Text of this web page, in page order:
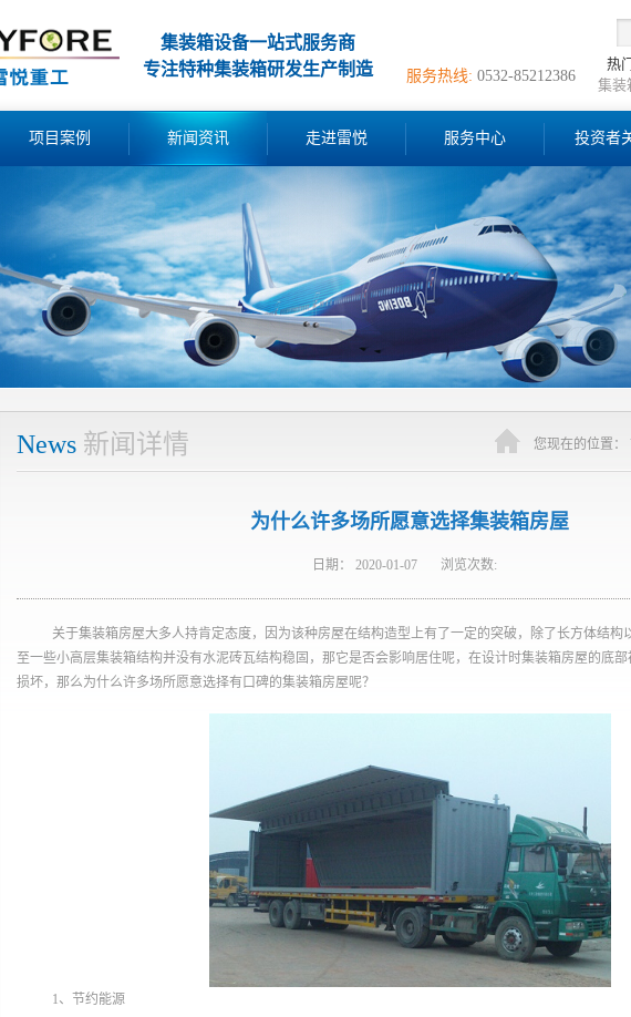
集装箱设备一站式服务商
专注特种集装箱研发生产制造
热
集装
服务热线: 0532-85212386
项目案例 新闻资讯 走进雷悦 服务中心 投资者
News 新闻详情 您现在的位置：
为什么许多场所愿意选择集装箱房屋
日期： 2020-01-07 浏览次数:
关于集装箱房屋大多人持肯定态度，因为该种房屋在结构造型上有了一定的突破，除了长方体结构
至一些小高层集装箱结构并没有水泥砖瓦结构稳固，那它是否会影响居住呢，在设计时集装箱房屋的底
损坏，那么为什么许多场所愿意选择有口碑的集装箱房屋呢？
1、节约能源